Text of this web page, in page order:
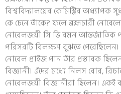
বিশ্ববিদ্যালয়ের কেমিস্ট্রির
কে চেনে তাঁকে? ফলে ব্রহ্মচারী
নোবেলজয়ী সি ভি রমন আন্তর্জাতিক
পরিসরটি বিলক্ষণ বুঝতে
নোবেল প্রাইজ পান তাঁর প্রস্তাবক
বিজ্ঞানী। এঁদের মধ্যে নিলস বোর,
নোবেলজয়ী বিজ্ঞানীরা ছিলেন। একই